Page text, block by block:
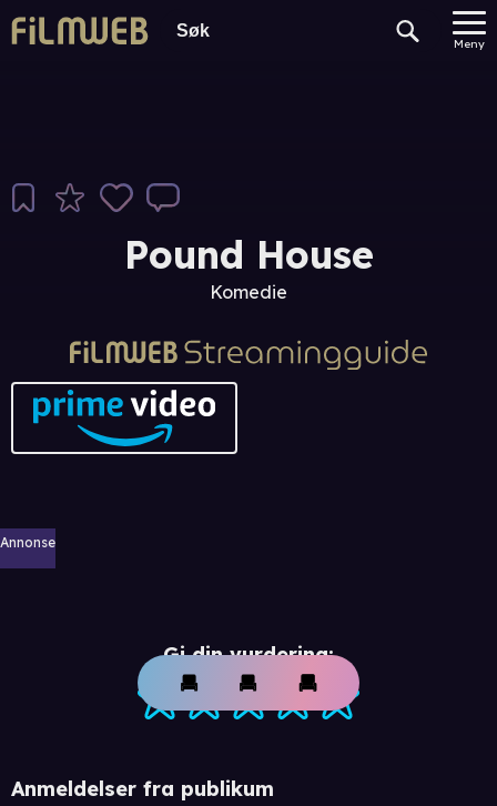
Meny
Pound House
Komedie
Annonse
Gi din vurdering:
Anmeldelser fra publikum